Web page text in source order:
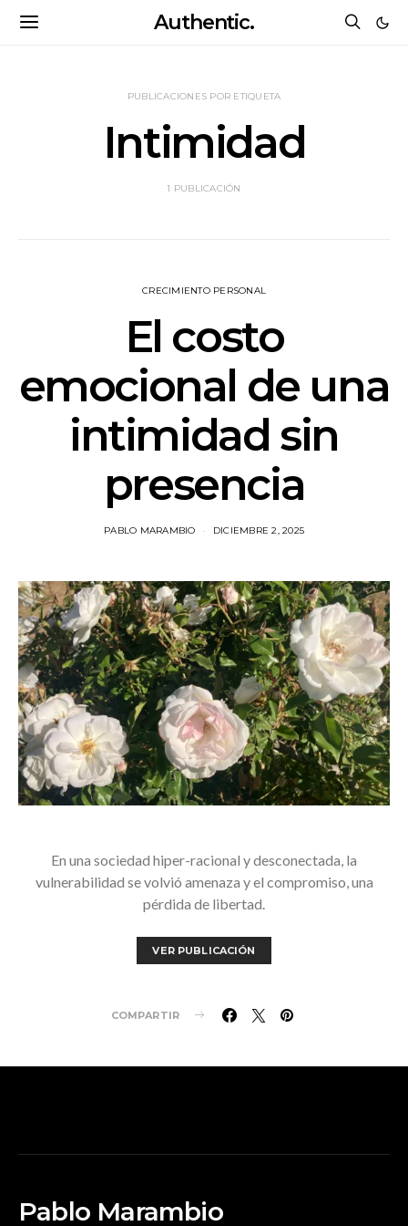
Authentic.
PUBLICACIONES POR ETIQUETA
Intimidad
1 PUBLICACIÓN
CRECIMIENTO PERSONAL
El costo
emocional de una
intimidad sin
presencia
PABLO MARAMBIO DICIEMBRE 2, 2025
En una sociedad hiper-racional y desconectada, la
vulnerabilidad se volvió amenaza y el compromiso, una
pérdida de libertad.
VER PUBLICACIÓN
COMPARTIR
Pablo Marambio